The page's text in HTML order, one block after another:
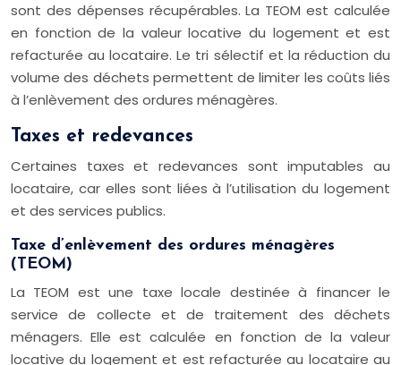
sont des dépenses récupérables. La TEOM est calculée
en fonction de la valeur locative du logement et est
refacturée au locataire. Le tri sélectif et la réduction du
volume des déchets permettent de limiter les coûts liés
à l’enlèvement des ordures ménagères.
Taxes et redevances
Certaines taxes et redevances sont imputables au
locataire, car elles sont liées à l’utilisation du logement
et des services publics.
Taxe d’enlèvement des ordures ménagères
(TEOM)
La TEOM est une taxe locale destinée à financer le
service de collecte et de traitement des déchets
ménagers. Elle est calculée en fonction de la valeur
locative du logement et est refacturée au locataire au